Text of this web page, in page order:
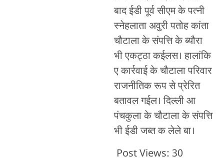
बाद ईडी पूर्व सीएम के पत्नी
स्नेहलाता अवुरी पतोह कांता
चौटाला के संपत्ति के ब्यौरा
भी एकट्ठा कईलस। हालांकि
ए कार्रवाई के चौटाला परिवार
राजनीतिक रूप से प्रेरित
बतावल गईल। दिल्ली आ
पंचकुला के चौटाला के संपत्ति
भी ईडी जब्त क लेले बा।
Post Views: 30